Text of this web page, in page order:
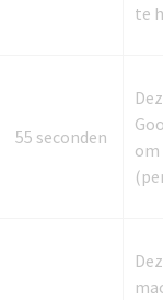
te
55 seconden
om